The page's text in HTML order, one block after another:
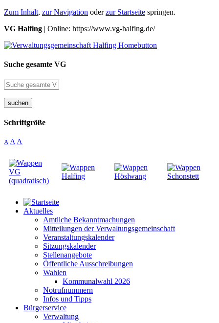
Zum Inhalt, zur Navigation oderzur Startseite springen.
VG Halfing | Online: https://www.vg-halfing.de/
Suche gesamte VG
suchen
Schriftgröße
A A A
Aktuelles
Amtliche Bekanntmachungen
Mitteilungen der Verwaltungsgemeinschaft
Veranstaltungskalender
Sitzungskalender
Stellenangebote
Öffentliche Ausschreibungen
Wahlen
Kommunalwahl 2026
Notrufnummern
Infos und Tipps
Bürgerservice
Verwaltung